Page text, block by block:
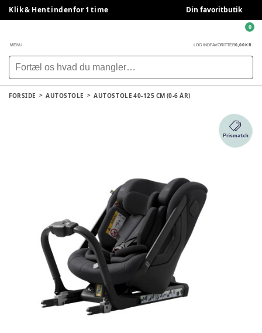
Klik & Hent indenfor 1 time Din favoritbutik
MENU LOG INDFAVORITTER0,00 KR.
0
FORSIDE AUTOSTOLE AUTOSTOLE 40-125 CM (0-6 ÅR)